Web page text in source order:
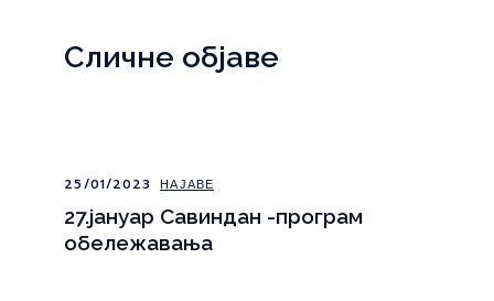
Сличне објаве
25/01/2023 НАЈАВЕ
27.јануар Савиндан -програм
обележавања